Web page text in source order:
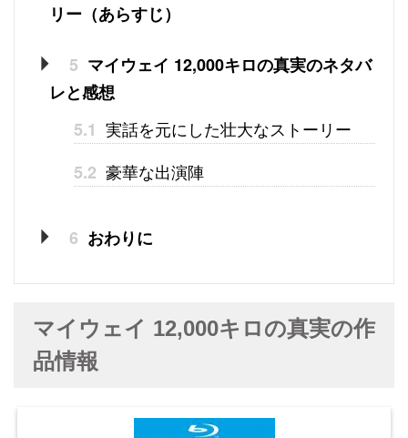
リー（あらすじ）
5 マイウェイ 12,000キロの真実のネタバ
レと感想
5.1 実話を元にした壮大なストーリー
5.2 豪華な出演陣
6 おわりに
マイウェイ 12,000キロの真実の作
品情報